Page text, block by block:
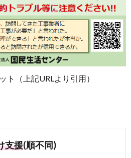
ト（上記URLより引用）
支援(順不同)